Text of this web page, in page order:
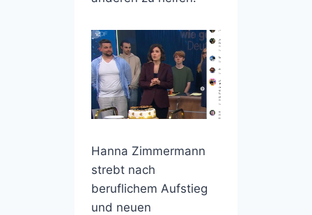
Hanna Zimmermann
strebt nach
beruflichem Aufstieg
und neuen